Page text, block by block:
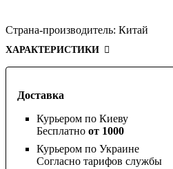
Доставка
Курьером по Киеву
Бесплатно от 1000
Курьером по Украине
Согласно тарифов службы
Страна-производитель: Китай
ХАРАКТЕРИСТИКИ